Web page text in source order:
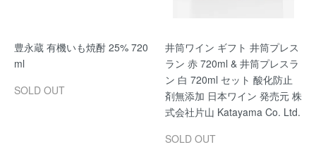
豊永蔵 有機いも焼酎 25% 720
ml
SOLD OUT
井筒ワイン ギフト 井筒プレス
ラン 赤 720ml & 井筒プレスラ
ン 白 720ml セット 酸化防止
剤無添加 日本ワイン 発売元 株
式会社片山 Katayama Co. Ltd.
SOLD OUT